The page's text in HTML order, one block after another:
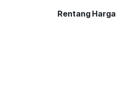
Rentang Harga